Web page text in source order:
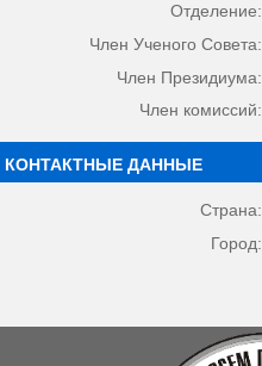
Отделение:
Член Ученого Совета:
Член Президиума:
Член комиссий:
КОНТАКТНЫЕ ДАННЫЕ
Страна:
Город: